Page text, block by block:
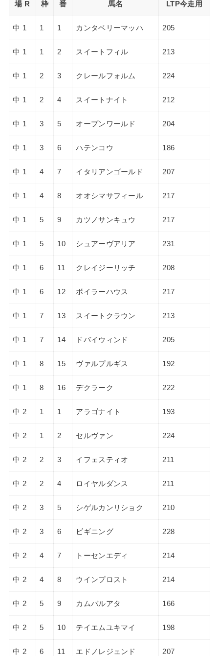
場 R 枠 番 馬名 LTP今走用
中 1 1 1 カンタベリーマッハ 205
中 1 1 2 スイートフィル 213
中 1 2 3 クレールフォルム 224
中 1 2 4 スイートナイト 212
中 1 3 5 オープンワールド 204
中 1 3 6 ハテンコウ 186
中 1 4 7 イタリアンゴールド 207
中 1 4 8 オオシマサフィール 217
中 1 5 9 カツノサンキュウ 217
中 1 5 10 シュアーヴアリア 231
中 1 6 11 クレイジーリッチ 208
中 1 6 12 ボイラーハウス 217
中 1 7 13 スイートクラウン 213
中 1 7 14 ドバイウィンド 205
中 1 8 15 ヴァルプルギス 192
中 1 8 16 デクラーク 222
中 2 1 1 アラゴナイト 193
中 2 1 2 セルヴァン 224
中 2 2 3 イフェスティオ 211
中 2 2 4 ロイヤルダンス 211
中 2 3 5 シゲルカンリショク 210
中 2 3 6 ビギニング 228
中 2 4 7 トーセンエディ 214
中 2 4 8 ウインプロスト 214
中 2 5 9 カムバルアタ 166
中 2 5 10 テイエムユキマイ 198
中 2 6 11 エドノレジェンド 207